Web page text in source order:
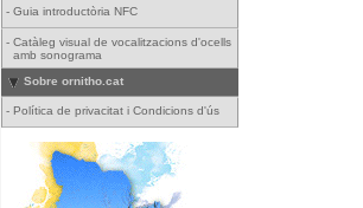
- Guia introductòria NFC
- Catàleg visual de vocalitzacions d'ocells
amb sonograma
Sobre ornitho.cat
- Política de privacitat i Condicions d'ús